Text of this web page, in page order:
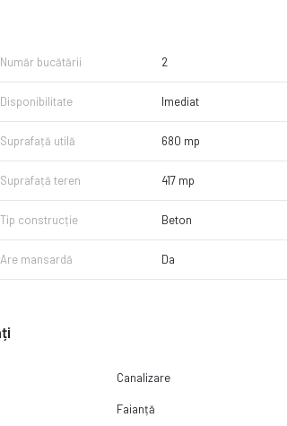
Număr bucătării 2
Disponibilitate Imediat
Suprafață utilă 680 mp
Suprafață teren 417 mp
Tip construcție Beton
Are mansardă Da
Canalizare
Faianță